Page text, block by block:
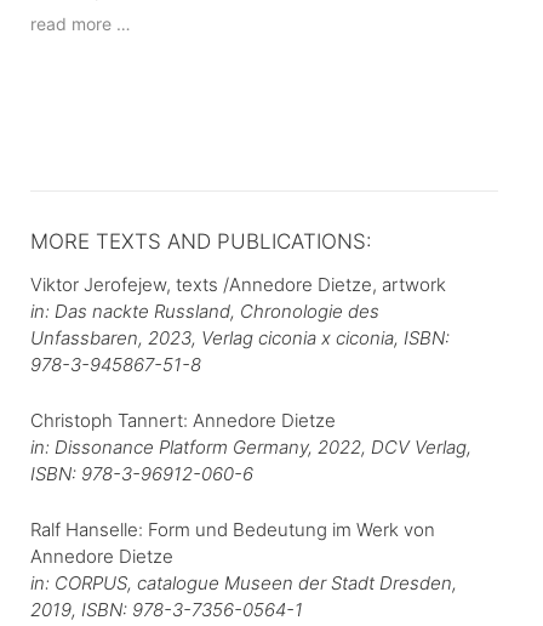
read more …
MORE TEXTS AND PUBLICATIONS:
Viktor Jerofejew, texts /Annedore Dietze, artwork
in: Das nackte Russland, Chronologie des
Unfassbaren, 2023, Verlag ciconia x ciconia, ISBN:
978-3-945867-51-8
Christoph Tannert: Annedore Dietze
in: Dissonance Platform Germany, 2022, DCV Verlag,
ISBN: 978-3-96912-060-6
Ralf Hanselle: Form und Bedeutung im Werk von
Annedore Dietze
in: CORPUS, catalogue Museen der Stadt Dresden,
2019, ISBN: 978-3-7356-0564-1